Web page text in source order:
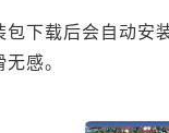
包下载后会自动安
感。